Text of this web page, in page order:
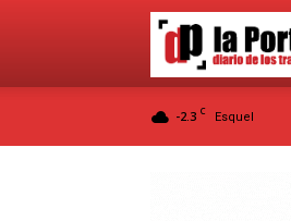
-2.3 C Esquel